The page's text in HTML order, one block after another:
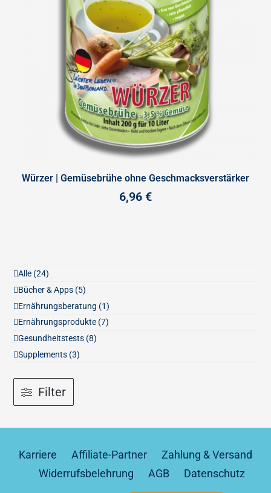
Würzer | Gemüsebrühe ohne Geschmacksverstärker
6,96 €
Alle (24)
Bücher & Apps (5)
Ernährungsberatung (1)
Ernährungsprodukte (7)
Gesundheitstests (8)
Supplements (3)
Filter
Karriere Affiliate-Partner
Zahlung & Versand
Widerrufsbelehrung
AGB Datenschutz